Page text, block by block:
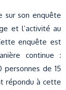
sur son enquête
et l’activité au
enquête est
continue :
personnes de 15
répondu à cette